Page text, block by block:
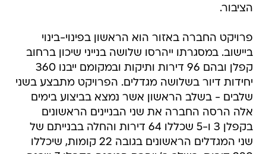
הציבור.
פרויקט החברה באזור הוא הראשון בפינוי-בינוי
ביישוב. במסגרתו ייהרסו שלושה בנייני שיכון ברחוב
קפלן ובהם 96 דירות ותיקות ובמקומם ייבנו 360
יחידות דיור בשלושה מגדלים. הפרויקט מתבצע בשני
שלבים - בשלב הראשון אשר נמצא בביצוע בימים
אלה הרסה החברה את שני הבניינים הראשונים
בקפלן 3 ו-5 שכללו 64 דירות והחלה בבנייתם של
שני המגדלים הראשונים בגובה 22 קומות, שיכללו